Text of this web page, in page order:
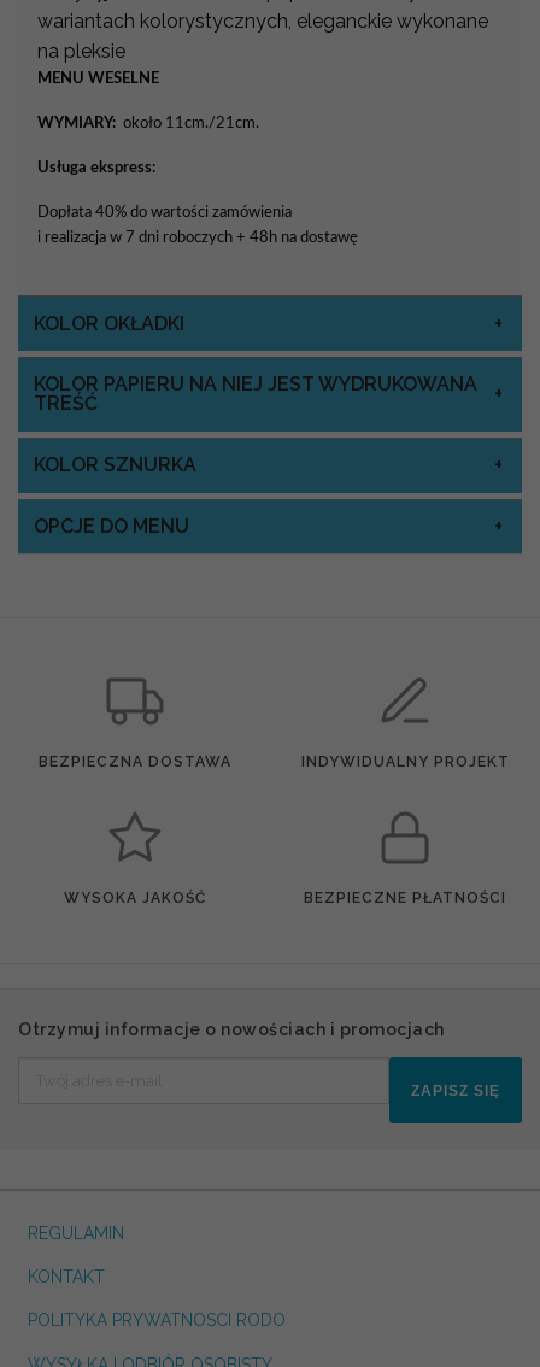
wariantach kolorystycznych, eleganckie wykonane
na pleksie
MENU WESELNE
WYMIARY: około 11cm./21cm.
Usługa ekspress:
Dopłata 40% do wartości zamówienia
i realizacja w 7 dni roboczych + 48h na dostawę
KOLOR OKŁADKI
KOLOR PAPIERU NA NIEJ JEST WYDRUKOWANA
TREŚĆ
KOLOR SZNURKA
OPCJE DO MENU
BEZPIECZNA DOSTAWA INDYWIDUALNY PROJEKT
WYSOKA JAKOŚĆ BEZPIECZNE PŁATNOŚCI
Otrzymuj informacje o nowościach i promocjach
ZAPISZ SIĘ
REGULAMIN
KONTAKT
POLITYKA PRYWATNOSCI RODO